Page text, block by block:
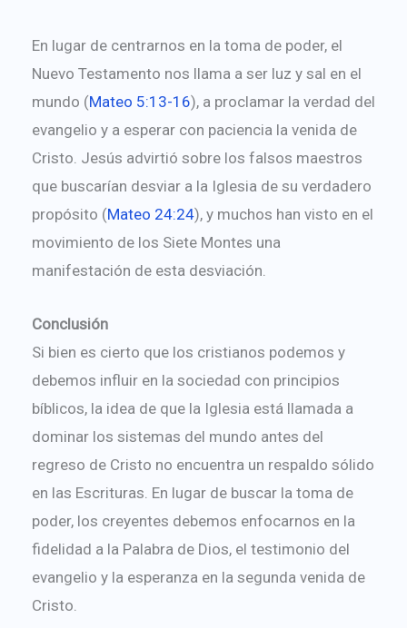
En lugar de centrarnos en la toma de poder, el
Nuevo Testamento nos llama a ser luz y sal en el
mundo (Mateo 5:13-16), a proclamar la verdad del
evangelio y a esperar con paciencia la venida de
Cristo. Jesús advirtió sobre los falsos maestros
que buscarían desviar a la Iglesia de su verdadero
propósito (Mateo 24:24), y muchos han visto en el
movimiento de los Siete Montes una
manifestación de esta desviación.
Conclusión
Si bien es cierto que los cristianos podemos y
debemos influir en la sociedad con principios
bíblicos, la idea de que la Iglesia está llamada a
dominar los sistemas del mundo antes del
regreso de Cristo no encuentra un respaldo sólido
en las Escrituras. En lugar de buscar la toma de
poder, los creyentes debemos enfocarnos en la
fidelidad a la Palabra de Dios, el testimonio del
evangelio y la esperanza en la segunda venida de
Cristo.